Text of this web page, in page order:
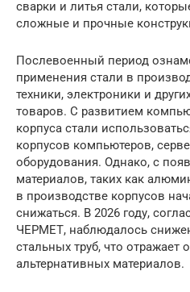
сварки и литья стали,
сложные и прочные
Послевоенный период
применения стали в
техники, электроники и
товаров. С развитием
корпуса стали
корпусов компьютеров,
оборудования. Однако, с
материалов, таких как
в производстве корпусов
снижаться. В 2026 году,
ЧЕРМЕТ, наблюдалось
стальных труб, что
альтернативных материалов.